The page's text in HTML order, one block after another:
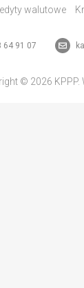
walutowe
64 91 07
© 2026 KPPP.